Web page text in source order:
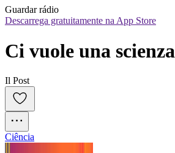
Guardar rádio
Descarrega gratuitamente na App Store
Ci vuole una scienza
Il Post
Ciência